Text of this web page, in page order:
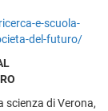
e-scuola-
del-futuro/
scienza di Verona,